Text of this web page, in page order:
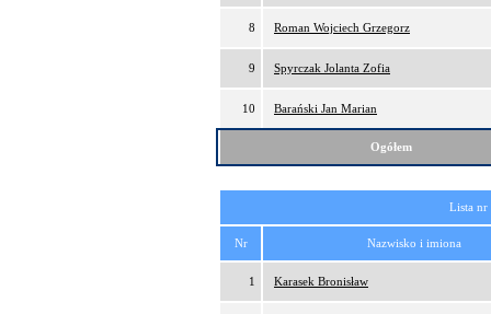
8 Roman Wojciech Grzegorz
9 Spyrczak Jolanta Zofia
10 Barański Jan Marian
Ogółem
Lista
Nr Nazwisko i imiona
1 Karasek Bronisław